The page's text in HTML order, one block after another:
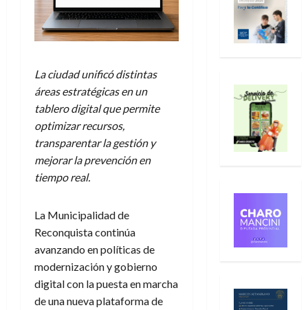
La ciudad unificó distintas
áreas estratégicas en un
tablero digital que permite
optimizar recursos,
transparentar la gestión y
mejorar la prevención en
tiempo real.
La Municipalidad de
Reconquista continúa
avanzando en políticas de
modernización y gobierno
digital con la puesta en marcha
de una nueva plataforma de